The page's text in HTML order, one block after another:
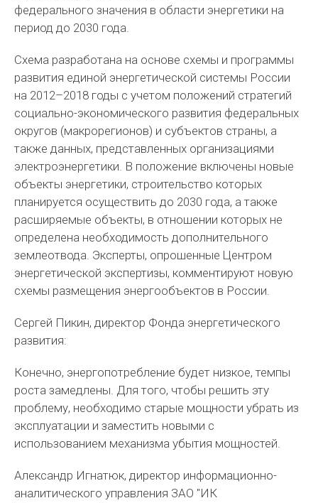
федерального значения в области энергетики на
период до 2030 года.
Схема разработана на основе схемы и программы
развития единой энергетической системы России
на 2012–2018 годы с учетом положений стратегий
социально-экономического развития федеральных
округов (макрорегионов) и субъектов страны, а
также данных, представленных организациями
электроэнергетики. В положение включены новые
объекты энергетики, строительство которых
планируется осуществить до 2030 года, а также
расширяемые объекты, в отношении которых не
определена необходимость дополнительного
землеотвода. Эксперты, опрошенные Центром
энергетической экспертизы, комментируют новую
схемы размещения энергообъектов в России.
Сергей Пикин, директор Фонда энергетического
развития:
Конечно, энергопотребление будет низкое, темпы
роста замедлены. Для того, чтобы решить эту
проблему, необходимо старые мощности убрать из
эксплуатации и заместить новыми с
использованием механизма убытия мощностей.
Александр Игнатюк, директор информационно-
аналитического управления ЗАО "ИК